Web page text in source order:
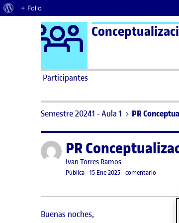
Acerca de WordPress
+ Folio
Saltar al contenido Logo Ágora
Participantes
Semestre 20241 - Aula 1 PR
Publicado por
PR
Publicado por
Ivan Torres Ramos
Visibilidad:
Pública-Fecha de publicación
15 Ene 2025-comentario
Buenas noches,